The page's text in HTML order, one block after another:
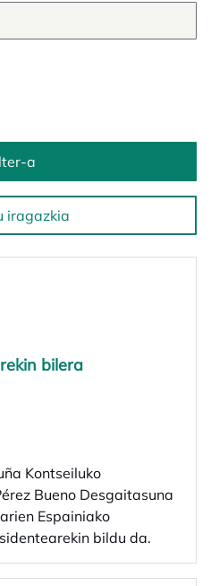
iragazkia
a
bilera
Kontseiluko
Bueno Desgaitasuna
Espainiako
bildu da.